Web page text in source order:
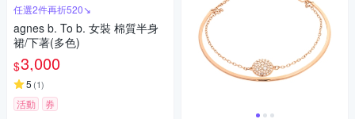
任選2件再折520↘
agnes b. To b. 女裝 棉質半身
裙/下著(多色)
$3,000
5 (1)
活動 券